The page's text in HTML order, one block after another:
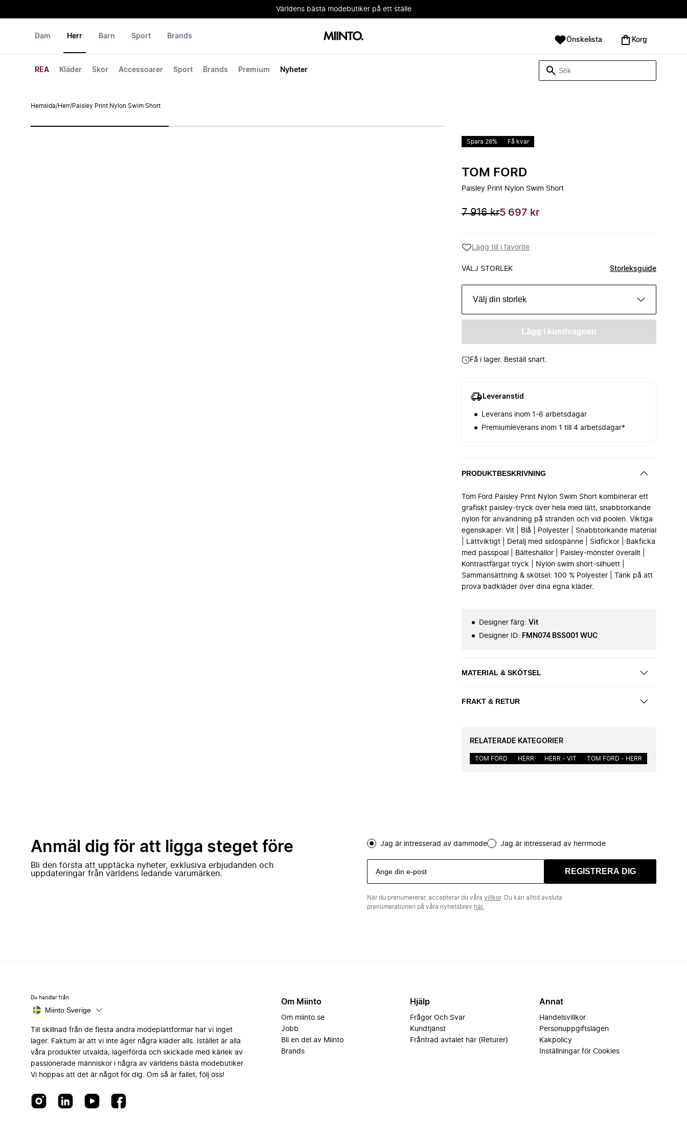
Världens bästa modebutiker på ett ställe
Dam Herr
REA Kläder Skor Accessoarer Sport Brands Premium Nyheter
Barn Sport Brands Önskelista Korg
Hemsida/Herr/Paisley Print Nylon Swim Short
Spara 28% Få kvar
TOM FORD
Paisley Print Nylon Swim Short
7 916 kr5 697 kr
Lägg till i favorite
VÄLJ STORLEK Storleksguide
Välj din storlek
Lägg i kundvagnen
Få i lager. Beställ snart.
Leveranstid
Leverans inom 1-6 arbetsdagar
Premiumleverans inom 1 till 4 arbetsdagar*
PRODUKTBESKRIVNING
Tom Ford Paisley Print Nylon Swim Short kombinerar ett
grafiskt paisley-tryck över hela med lätt, snabbtorkande
nylon för användning på stranden och vid poolen. Viktiga
egenskaper: Vit | Blå | Polyester | Snabbtorkande material
| Lättviktigt | Detalj med sidospänne | Sidfickor | Bakficka
med passpoal | Bälteshällor | Paisley-mönster överallt |
Kontrastfärgat tryck | Nylon swim short-silhuett |
Sammansättning & skötsel: 100 % Polyester | Tänk på att
prova badkläder över dina egna kläder.
Designer färg: Vit
Designer ID: FMN074 BSS001 WUC
MATERIAL & SKÖTSEL
FRAKT & RETUR
RELATERADE KATEGORIER
TOM FORD HERR HERR - VIT TOM FORD - HERR
Anmäl dig för att ligga steget före
Bli den första att upptäcka nyheter, exklusiva erbjudanden och
uppdateringar från världens ledande varumärken.
Jag är intresserad av dammode Jag är intresserad av herrmode
REGISTRERA DIG
När du prenumererar, accepterar du våra villkor. Du kan alltid avsluta
prenumerationen på våra nyhetsbrev här.
Du handlar från
Miinto Sverige
Till skillnad från de flesta andra modeplattformar har vi inget
lager. Faktum är att vi inte äger några kläder alls. Istället är alla
våra produkter utvalda, lagerförda och skickade med kärlek av
passionerade människor i några av världens bästa modebutiker.
Vi hoppas att det är något för dig. Om så är fallet, följ oss!
Om Miinto
Om miinto.se
Jobb
Bli en del av Miinto
Brands
Hjälp
Frågor Och Svar
Kundtjänst
Frånträd avtalet här (Returer)
Annat
Handelsvillkor
Personuppgiftslagen
Kakpolicy
Inställningar för Cookies